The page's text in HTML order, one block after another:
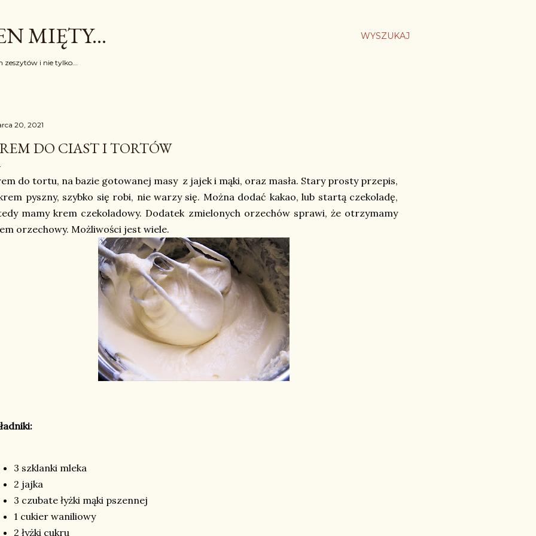
WYSZUKAJ
MIĘTY...
zeszytów i nie tylko...
20, 2021
DO CIAST I TORTÓW
do tortu, na bazie gotowanej masy z jajek i mąki, oraz masła. Stary prosty przepis,
pyszny, szybko się robi, nie warzy się. Można dodać kakao, lub startą czekoladę,
mamy krem czekoladowy. Dodatek zmielonych orzechów sprawi, że otrzymamy
orzechowy. Możliwości jest wiele.
3 szklanki mleka
2 jajka
3 czubate łyżki mąki pszennej
1 cukier waniliowy
2 łyżki cukru